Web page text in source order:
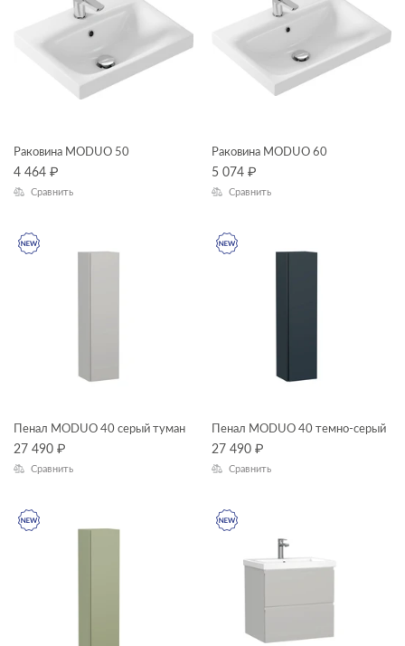
КОЛЛЕКЦИЯ
Раковина MODUO 50
4 464 ₽
Сравнить
Раковина MODUO 60
5 074 ₽
Сравнить
Пенал MODUO 40 серый туман
27 490 ₽
Сравнить
Пенал MODUO 40 темно-серый
27 490 ₽
Сравнить